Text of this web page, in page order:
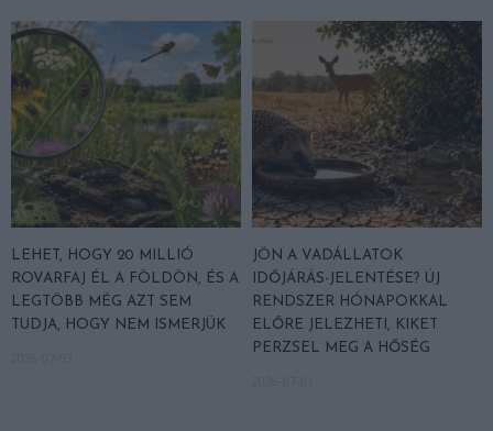
LEHET, HOGY 20 MILLIÓ
ROVARFAJ ÉL A FÖLDÖN, ÉS A
LEGTÖBB MÉG AZT SEM
TUDJA, HOGY NEM ISMERJÜK
JÖN A VADÁLLATOK
IDŐJÁRÁS-JELENTÉSE? ÚJ
RENDSZER HÓNAPOKKAL
ELŐRE JELEZHETI, KIKET
PERZSEL MEG A HŐSÉG